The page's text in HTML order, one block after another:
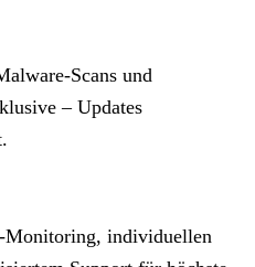
und
– Updates
individuellen